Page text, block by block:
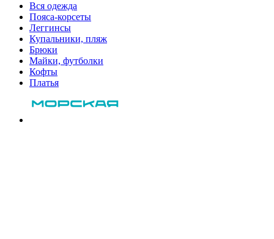
Вся одежда
Пояса-корсеты
Леггинсы
Купальники, пляж
Брюки
Майки, футболки
Кофты
Платья